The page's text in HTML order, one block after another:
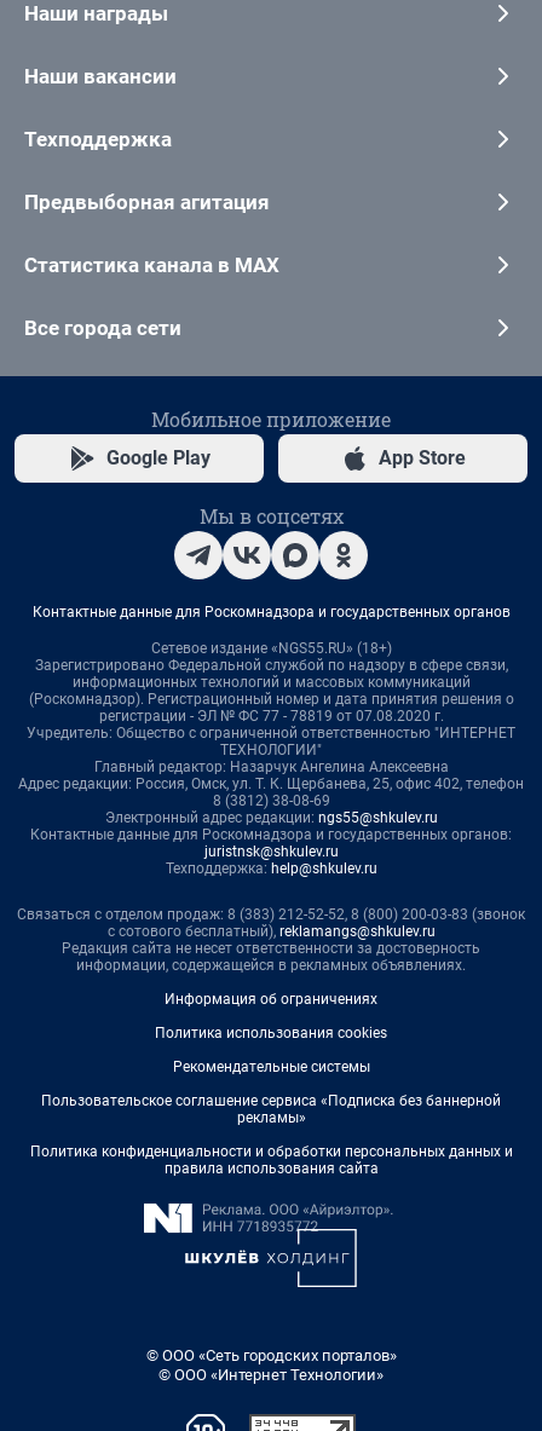
Наши награды
Наши вакансии
Техподдержка
Предвыборная агитация
Статистика канала в MAX
Все города сети
Мобильное приложение
Google Play App Store
Мы в соцсетях
Контактные данные для Роскомнадзора и государственных органов
Сетевое издание «NGS55.RU» (18+)
Зарегистрировано Федеральной службой по надзору в сфере связи,
информационных технологий и массовых коммуникаций
(Роскомнадзор). Регистрационный номер и дата принятия решения о
регистрации - ЭЛ № ФС 77 - 78819 от 07.08.2020 г.
Учредитель: Общество с ограниченной ответственностью "ИНТЕРНЕТ
ТЕХНОЛОГИИ"
Главный редактор: Назарчук Ангелина Алексеевна
Адрес редакции: Россия, Омск, ул. Т. К. Щербанева, 25, офис 402, телефон
8 (3812) 38-08-69
Электронный адрес редакции: ngs55@shkulev.ru
Контактные данные для Роскомнадзора и государственных органов:
juristnsk@shkulev.ru
Техподдержка: help@shkulev.ru
Связаться с отделом продаж: 8 (383) 212-52-52, 8 (800) 200-03-83 (звонок
с сотового бесплатный), reklamangs@shkulev.ru
Редакция сайта не несет ответственности за достоверность
информации, содержащейся в рекламных объявлениях.
Информация об ограничениях
Политика использования cookies
Рекомендательные системы
Пользовательское соглашение сервиса «Подписка без баннерной
рекламы»
Политика конфиденциальности и обработки персональных данных и
правила использования сайта
© ООО «Сеть городских порталов»
© ООО «Интернет Технологии»